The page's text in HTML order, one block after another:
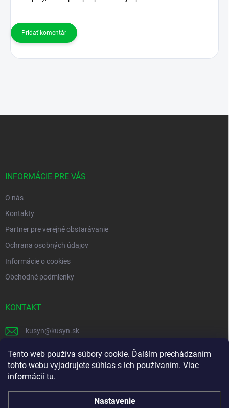
Tento web používa súbory cookie. Ďalším prechádzaním
tohto webu vyjadrujete súhlas s ich používaním. Viac
informácií tu.
Nastavenie
Pridať komentár
INFORMÁCIE PRE VÁS
O nás
Kontakty
Partner pre verejné obstarávanie
Ochrana osobných údajov
Informácie o cookies
Obchodné podmienky
KONTAKT
kusyn@kusyn.sk
+421 903 445 999
labtech_svk